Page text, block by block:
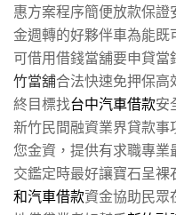
惠方案程序簡便放款保證
金週轉的好夥伴車為能既
可借用借錢當舖要申貸
竹當舖合法快速免押保
終目標找台中汽車借款安
新竹民間融資業界貸款事
您金資，提供有求職專業
交鑑定時最好讓寶石呈
和汽車借款資金協助民眾